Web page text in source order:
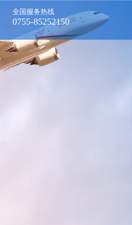
全国服务热线
0755-85252150